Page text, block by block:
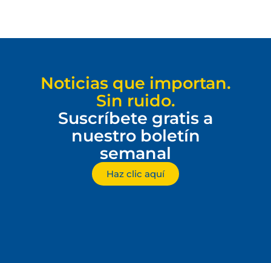
Noticias que importan.
Sin ruido.
Suscríbete gratis a
nuestro boletín
semanal
Haz clic aquí